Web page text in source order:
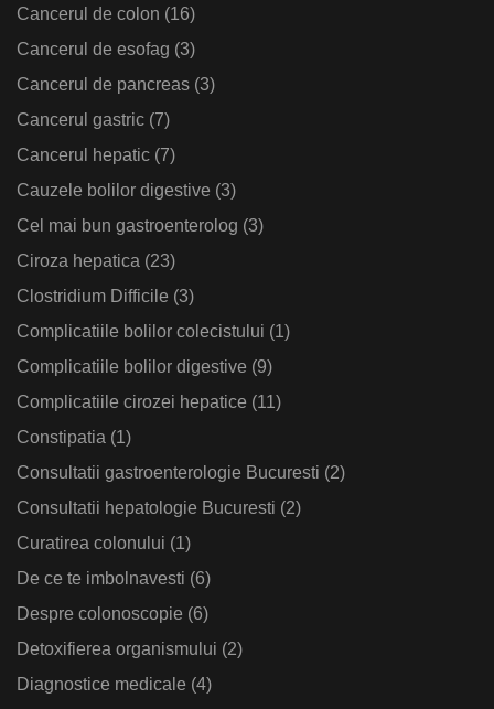
Cancerul de colon (16)
Cancerul de esofag (3)
Cancerul de pancreas (3)
Cancerul gastric (7)
Cancerul hepatic (7)
Cauzele bolilor digestive (3)
Cel mai bun gastroenterolog (3)
Ciroza hepatica (23)
Clostridium Difficile (3)
Complicatiile bolilor colecistului (1)
Complicatiile bolilor digestive (9)
Complicatiile cirozei hepatice (11)
Constipatia (1)
Consultatii gastroenterologie Bucuresti (2)
Consultatii hepatologie Bucuresti (2)
Curatirea colonului (1)
De ce te imbolnavesti (6)
Despre colonoscopie (6)
Detoxifierea organismului (2)
Diagnostice medicale (4)